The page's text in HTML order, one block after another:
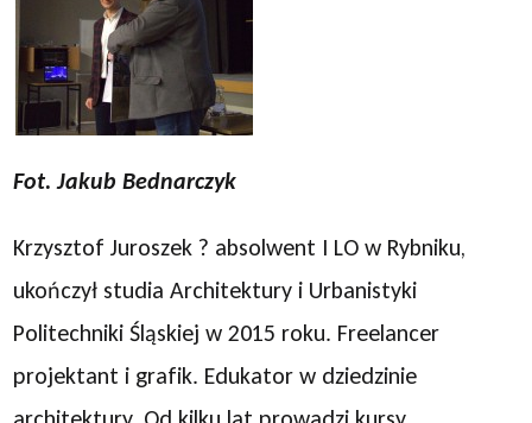
Fot. Jakub Bednarczyk
Krzysztof Juroszek ? absolwent I LO w Rybniku,
ukończył studia Architektury i Urbanistyki
Politechniki Śląskiej w 2015 roku. Freelancer
projektant i grafik. Edukator w dziedzinie